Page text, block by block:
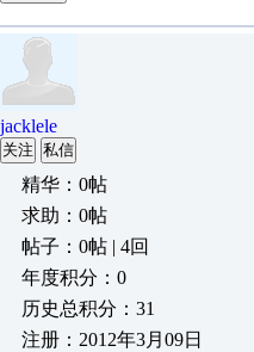
jacklele
关注 私信
精华：0帖
求助：0帖
帖子：0帖 | 4回
年度积分：0
历史总积分：31
注册：2012年3月09日